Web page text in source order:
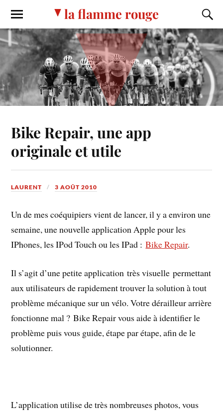
la flamme rouge
Bike Repair, une app
originale et utile
LAURENT 3 AOÛT 2010
Un de mes coéquipiers vient de lancer, il y a environ une
semaine, une nouvelle application Apple pour les
IPhones, les IPod Touch ou les IPad :Bike Repair.
Il s’agit d’une petite application très visuelle permettant
aux utilisateurs de rapidement trouver la solution à tout
problème mécanique sur un vélo. Votre dérailleur arrière
fonctionne mal ? Bike Repair vous aide à identifier le
problème puis vous guide, étape par étape, afin de le
solutionner.
L’application utilise de très nombreuses photos, vous